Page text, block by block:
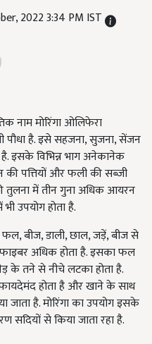
2022 3:34 PM IST
नाम मोरिंगा ओलिफेरा
है. इसे सहजना, सुजना, सेंजन
इसके विभिन्न भाग अनेकानेक
पत्तियों और फली की सब्ज़ी
तुलना में तीन गुना अधिक आयरन
उपयोग होता है.
बीज, डाली, छाल, जड़ें, बीज से
फाइबर अधिक होता है. इसका फल
के तने से नीचे लटका होता है.
होता है और खाने के साथ
जाता है. मोरिंगा का उपयोग इसके
सदियों से किया जाता रहा है.